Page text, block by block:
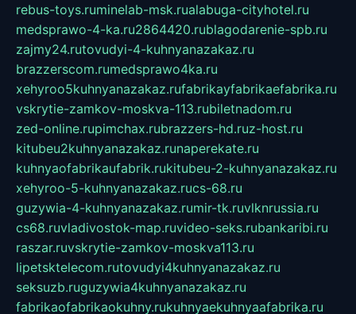
rebus-toys.ruminelab-msk.rualabuga-cityhotel.ru
medsprawo-4-ka.ru2864420.rublagodarenie-spb.ru
zajmy24.rutovudyi-4-kuhnyanazakaz.ru
brazzerscom.rumedsprawo4ka.ru
xehyroo5kuhnyanazakaz.rufabrikayfabrikaefabrika.ru
vskrytie-zamkov-moskva-113.rubiletnadom.ru
zed-online.rupimchax.rubrazzers-hd.ruz-host.ru
kitubeu2kuhnyanazakaz.runaperekate.ru
kuhnyaofabrikaufabrik.rukitubeu-2-kuhnyanazakaz.ru
xehyroo-5-kuhnyanazakaz.rucs-68.ru
guzywia-4-kuhnyanazakaz.rumir-tk.ruvlknrussia.ru
cs68.ruvladivostok-map.ruvideo-seks.rubankaribi.ru
raszar.ruvskrytie-zamkov-moskva113.ru
lipetsktelecom.rutovudyi4kuhnyanazakaz.ru
seksuzb.ruguzywia4kuhnyanazakaz.ru
fabrikaofabrikaokuhny.rukuhnyaekuhnyaafabrika.ru